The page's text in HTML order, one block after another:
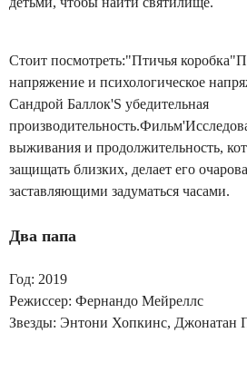
Стоит посмотреть:"Птичья
напряжение и психологическое
Сандрой Баллок'S убедительная
выживания и продолжительность,
защищать близких, делает его
заставляющими задуматься часами.
Два папа
Год: 2019
Режиссер: Фернандо Мейреллс
Звезды: Энтони Хопкинс, Джонатан